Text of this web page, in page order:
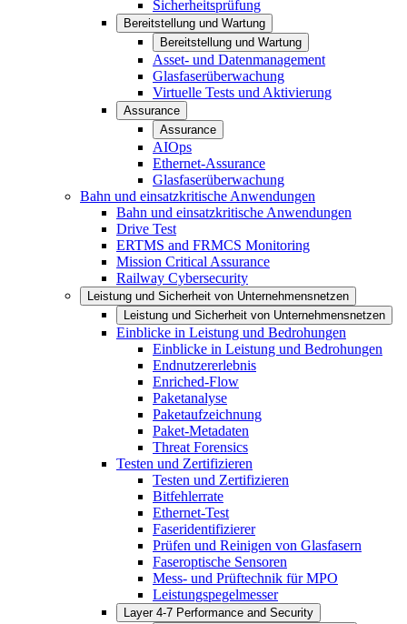
Sicherheitsprüfung
Bereitstellung und Wartung
Bereitstellung und Wartung
Asset- und Datenmanagement
Glasfaserüberwachung
Virtuelle Tests und Aktivierung
Assurance
Assurance
AIOps
Ethernet-Assurance
Glasfaserüberwachung
Bahn und einsatzkritische Anwendungen
Bahn und einsatzkritische Anwendungen
Drive Test
ERTMS and FRMCS Monitoring
Mission Critical Assurance
Railway Cybersecurity
Leistung und Sicherheit von Unternehmensnetzen
Leistung und Sicherheit von Unternehmensnetzen
Einblicke in Leistung und Bedrohungen
Einblicke in Leistung und Bedrohungen
Endnutzererlebnis
Enriched-Flow
Paketanalyse
Paketaufzeichnung
Paket-Metadaten
Threat Forensics
Testen und Zertifizieren
Testen und Zertifizieren
Bitfehlerrate
Ethernet-Test
Faseridentifizierer
Prüfen und Reinigen von Glasfasern
Faseroptische Sensoren
Mess- und Prüftechnik für MPO
Leistungspegelmesser
Layer 4-7 Performance and Security